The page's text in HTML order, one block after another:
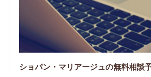
ショパン・マリアージュの無料相談